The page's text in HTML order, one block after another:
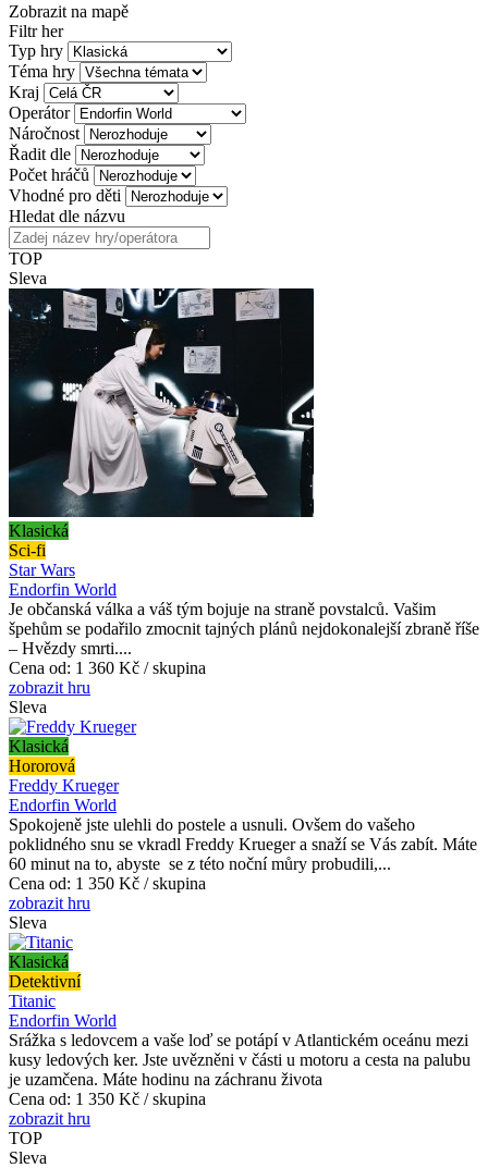
Zobrazit na mapě
Filtr her
Typ hry
Téma hry
Kraj
Operátor
Náročnost
Řadit dle
Počet hráčů
Vhodné pro děti
Hledat dle názvu
TOP
Sleva
Klasická
Sci-fi
Star Wars
Endorfin World
Je občanská válka a váš tým bojuje na straně povstalců. Vašim
špehům se podařilo zmocnit tajných plánů nejdokonalejší zbraně říše
– Hvězdy smrti....
Cena od: 1 360 Kč / skupina
zobrazit hru
Sleva
Klasická
Hororová
Freddy Krueger
Endorfin World
Spokojeně jste ulehli do postele a usnuli. Ovšem do vašeho
poklidného snu se vkradl Freddy Krueger a snaží se Vás zabít. Máte
60 minut na to, abyste se z této noční můry probudili,...
Cena od: 1 350 Kč / skupina
zobrazit hru
Sleva
Klasická
Detektivní
Titanic
Endorfin World
Srážka s ledovcem a vaše loď se potápí v Atlantickém oceánu mezi
kusy ledových ker. Jste uvězněni v části u motoru a cesta na palubu
je uzamčena. Máte hodinu na záchranu života
Cena od: 1 350 Kč / skupina
zobrazit hru
TOP
Sleva